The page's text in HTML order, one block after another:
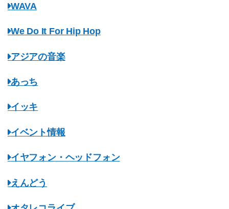
WAVA
We Do It For Hip Hop
アジアの音楽
あっち
イッキ
イベント情報
イヤフォン・ヘッドフォン
えんどう